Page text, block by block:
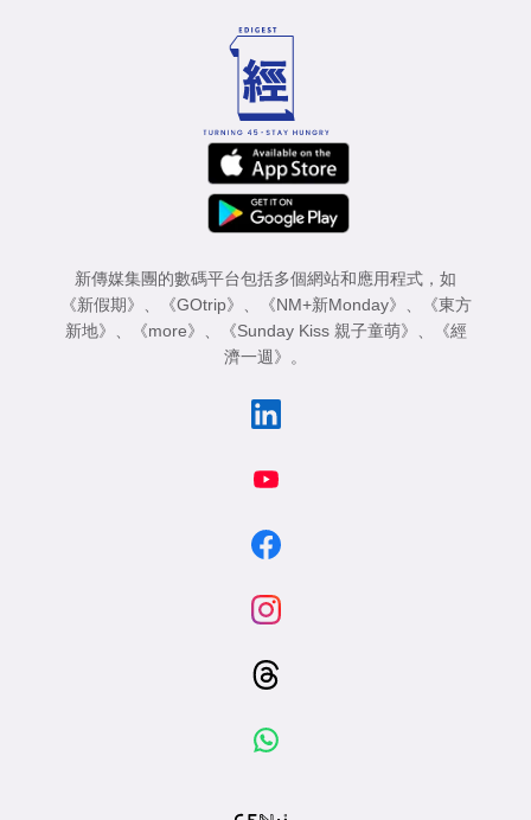
新傳媒集團的數碼平台包括多個網站和應用程式，如
《新假期》
《GOtrip》 《NM+新Monday》
《東方
新地》
《more》 《Sunday Kiss 親子童萌》
《經
濟一週》
。